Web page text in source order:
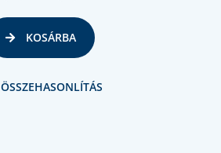
KOSÁRBA
ÖSSZEHASONLÍTÁS